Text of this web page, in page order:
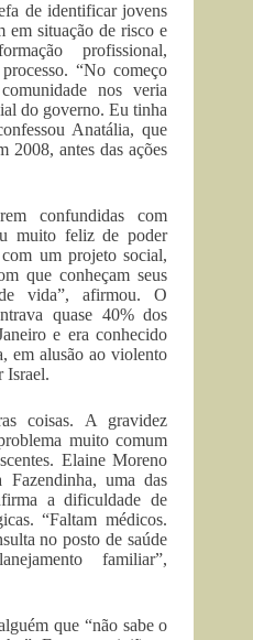
de identificar jovens
em situação de risco e
profissional,
“No começo
nos veria
do governo. Eu tinha
Anatália, que
2008, antes das ações
confundidas com
muito feliz de poder
um projeto social,
que conheçam seus
vida”, afirmou. O
quase 40% dos
e era conhecido
em alusão ao violento
Israel.
coisas. A gravidez
muito comum
Elaine Moreno
uma das
a dificuldade de
“Faltam médicos.
no posto de saúde
familiar”,
que “não sabe o